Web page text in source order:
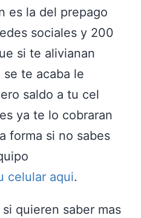
es la del prepago
sociales y 200
si te alivianan
te acaba le
saldo a tu cel
ya te lo cobraran
forma si no sabes
celular aqui.
quieren saber mas